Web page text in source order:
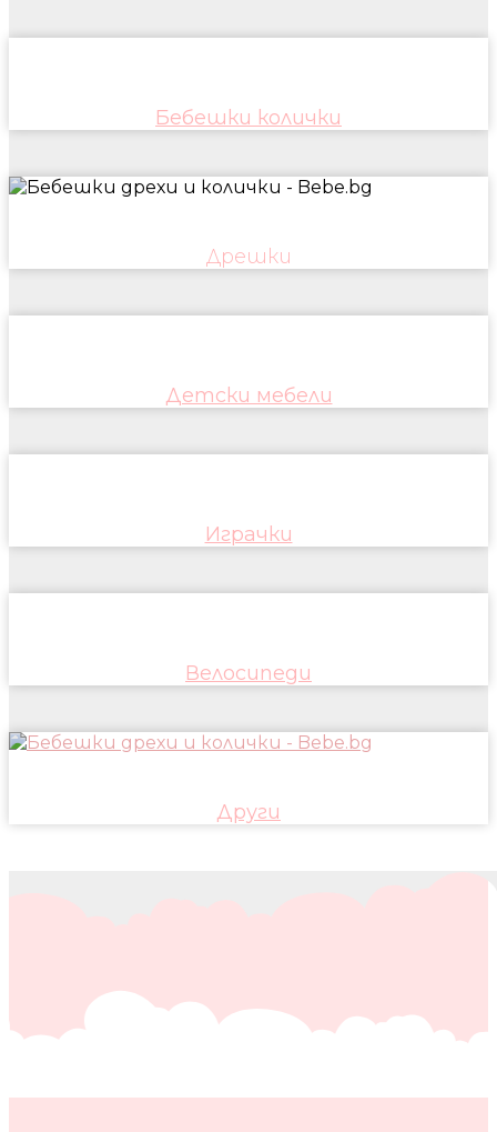
Бебешки колички
Дрешки
Детски мебели
Играчки
Велосипеди
Други